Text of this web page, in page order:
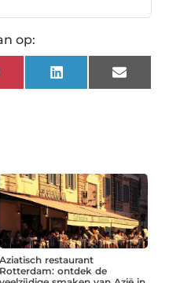
op:
LinkedInEmail
Aziatisch restaurant
Rotterdam: ontdek de